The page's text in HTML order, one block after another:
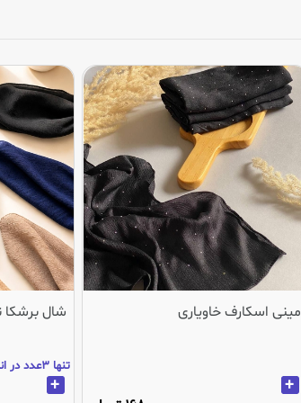
مینی اسکارف خاویاری
+
شال
تنها 3عدد در انبار باقی مانده
+